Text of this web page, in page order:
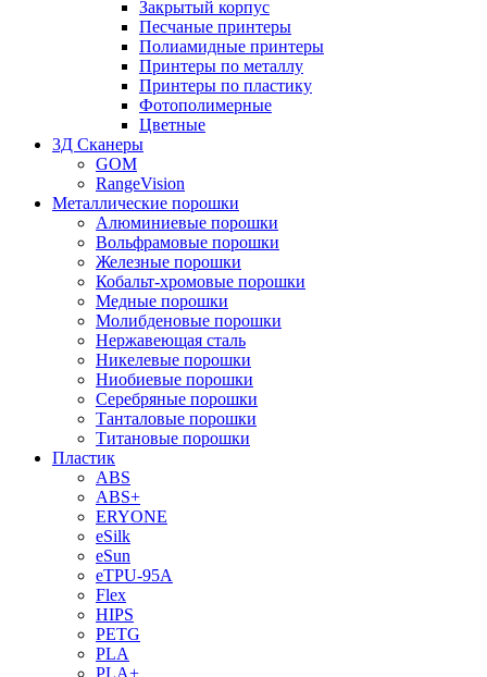
Закрытый корпус
Песчаные принтеры
Полиамидные принтеры
Принтеры по металлу
Принтеры по пластику
Фотополимерные
Цветные
3Д Сканеры
GOM
RangeVision
Металлические порошки
Алюминиевые порошки
Вольфрамовые порошки
Железные порошки
Кобальт-хромовые порошки
Медные порошки
Молибденовые порошки
Нержавеющая сталь
Никелевые порошки
Ниобиевые порошки
Серебряные порошки
Танталовые порошки
Титановые порошки
Пластик
ABS
ABS+
ERYONE
eSilk
eSun
eTPU-95A
Flex
HIPS
PETG
PLA
PLA+